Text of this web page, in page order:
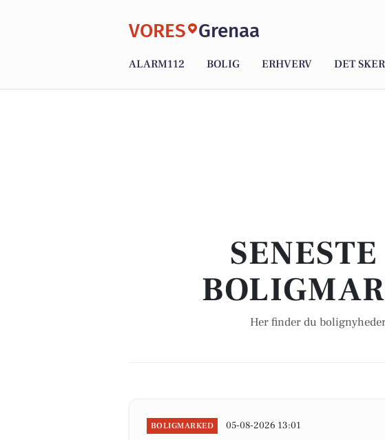
VORES Grenaa
ALARM112 BOLIG ERHVERV DET SKER
Her finder du
BOLIGMARKED 05-08-2026 13:01